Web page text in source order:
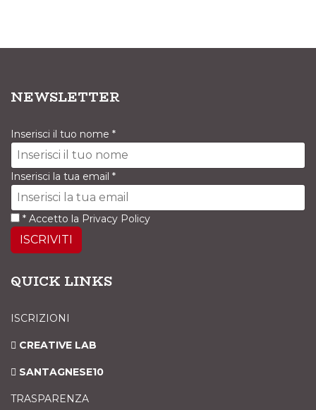
NEWSLETTER
Inserisci il tuo nome *
Inserisci la tua email *
* Accetto la Privacy Policy
ISCRIVITI
QUICK LINKS
ISCRIZIONI
CREATIVE LAB
SANTAGNESE10
TRASPARENZA